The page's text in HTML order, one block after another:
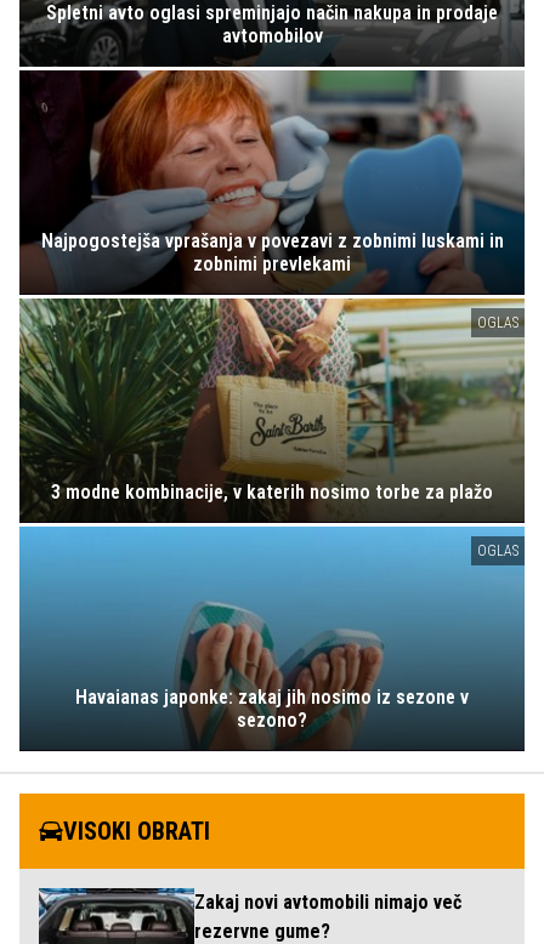
Spletni avto oglasi spreminjajo način nakupa in prodaje
avtomobilov
Najpogostejša vprašanja v povezavi z zobnimi luskami in
zobnimi prevlekami
OGLAS
3 modne kombinacije, v katerih nosimo torbe za plažo
OGLAS
Havaianas japonke: zakaj jih nosimo iz sezone v
sezono?
VISOKI OBRATI
Zakaj novi avtomobili nimajo več
rezervne gume?